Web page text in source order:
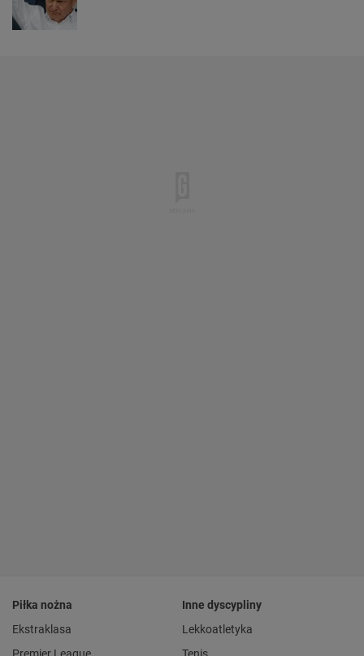
Piłka nożna
Ekstraklasa
Inne dyscypliny
Lekkoatletyka